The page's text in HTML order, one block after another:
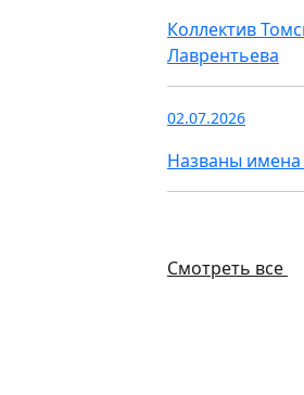
Коллектив
Лаврентьева
02.07.2026
Названы
Смотреть все